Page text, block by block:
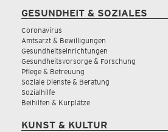
GESUNDHEIT & SOZIALES
Coronavirus
Amtsarzt & Bewilligungen
Gesundheitseinrichtungen
Gesundheitsvorsorge & Forschung
Pflege & Betreuung
Soziale Dienste & Beratung
Sozialhilfe
Beihilfen & Kurplätze
KUNST & KULTUR